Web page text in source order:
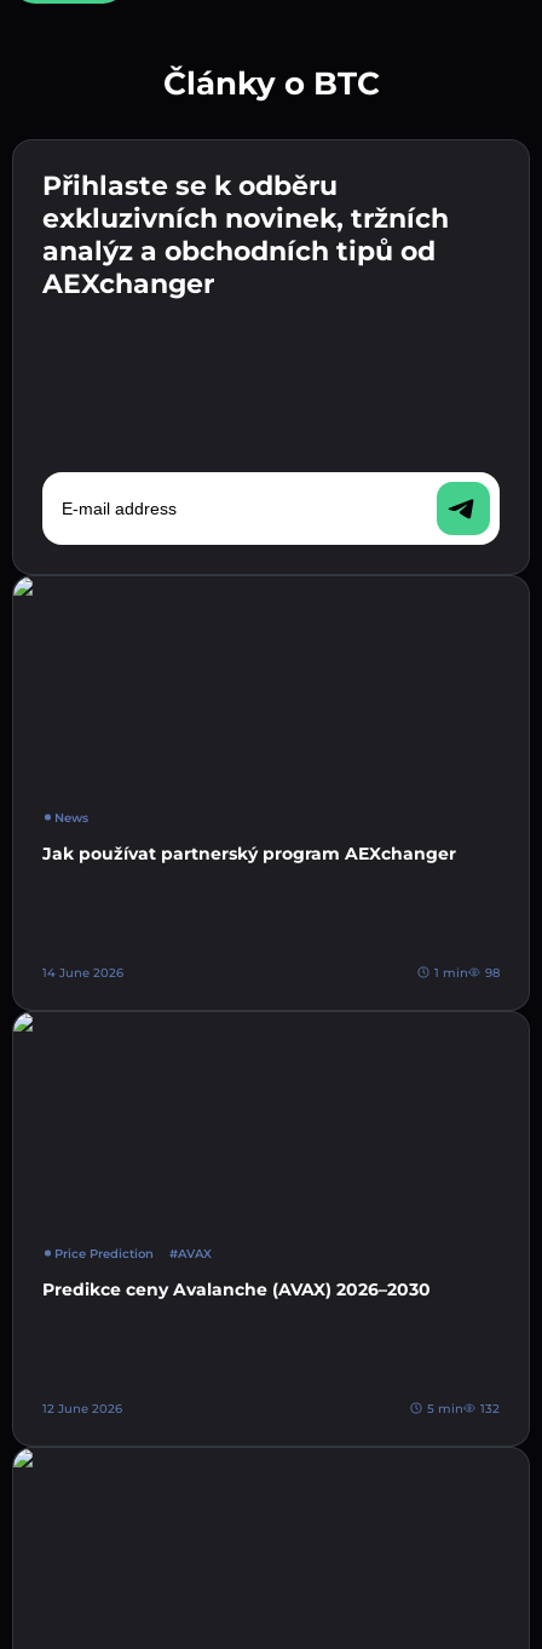
Zadejte adresu své kryptopeněženky 👉
pokračujte k dalšímu kroku.
Potvrďte svou totožnost 👉 pokračujte k
poslednímu kroku.
Odešlete vklad 👉 obdržíte kryptoměnu nebo
fiat měnu ve své peněžence.
Články o BTC
Přihlaste se k odběru
exkluzivních novinek, tržních
analýz a obchodních tipů od
AEXchanger
E-mail address
News
Jak používat partnerský program AEXchanger
14 June 2026 1 min 98
Price Prediction #AVAX
Predikce ceny Avalanche (AVAX) 2026–2030
12 June 2026 5 min 132